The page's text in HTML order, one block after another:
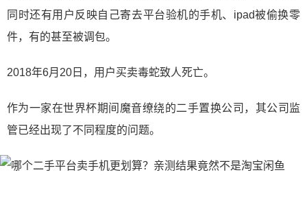
同时还有用户反映自己寄去平台验机的手机、ipad被偷换零
件，有的甚至被调包。
2018年6月20日，用户买卖毒蛇致人死亡。
作为一家在世界杯期间魔音缭绕的二手置换公司，其公司监
管已经出现了不同程度的问题。